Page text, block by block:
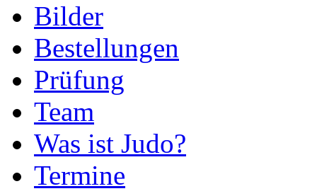
Bilder
Bestellungen
Prüfung
Team
Was ist Judo?
Termine